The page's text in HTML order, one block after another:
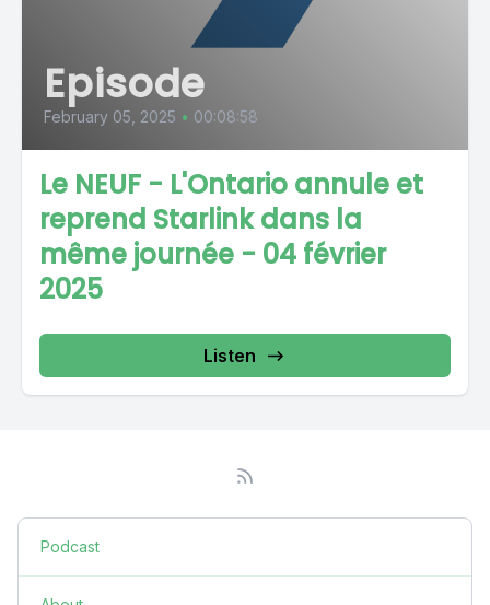
Episode
February 05, 2025 • 00:08:58
Le NEUF - L'Ontario annule et
reprend Starlink dans la
même journée - 04 février
2025
Listen
Podcast